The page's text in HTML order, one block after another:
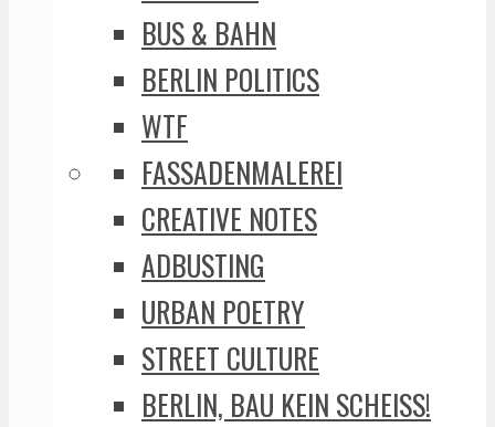
BUS & BAHN
BERLIN POLITICS
WTF
FASSADENMALEREI
CREATIVE NOTES
ADBUSTING
URBAN POETRY
STREET CULTURE
BERLIN, BAU KEIN SCHEISS!